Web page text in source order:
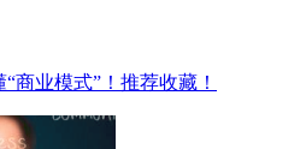
商业模式”！推荐收藏！